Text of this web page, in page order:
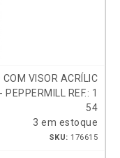
COM VISOR ACRÍLIC
REF.: 1
54
3 em estoque
SKU: 176615